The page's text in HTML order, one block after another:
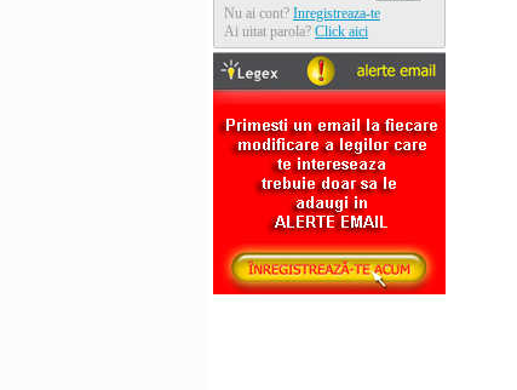
Nu ai cont? Inregistreaza-te
Ai uitat parola? Click aici